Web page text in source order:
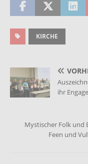
KIRCHE
ihr
Mystischer Folk und
Feen und